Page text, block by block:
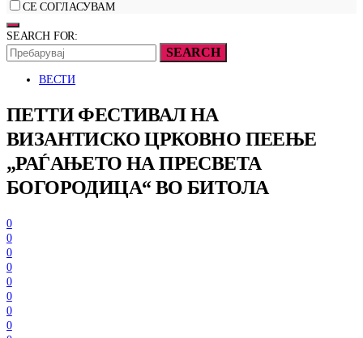
СЕ СОГЛАСУВАМ
SEARCH FOR:
SEARCH
ВЕСТИ
ПЕТТИ ФЕСТИВАЛ НА
ВИЗАНТИСКО ЦРКОВНО ПЕЕЊЕ
„РАЃАЊЕТО НА ПРЕСВЕТА
БОГОРОДИЦА“ ВО БИТОЛА
0
0
0
0
0
0
0
0